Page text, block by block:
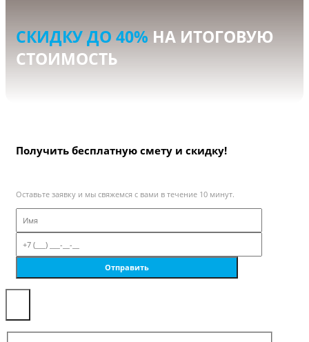
СКИДКУ ДО 40% НА ИТОГОВУЮ
СТОИМОСТЬ
Получить бесплатную смету и скидку!
Оставьте заявку и мы свяжемся с вами в течение 10 минут.